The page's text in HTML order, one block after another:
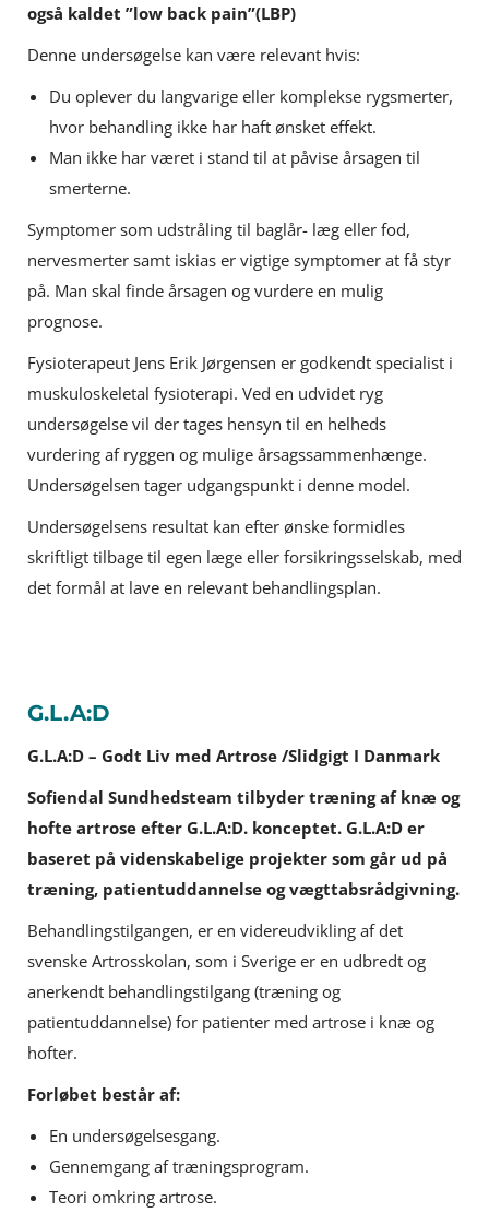
også kaldet ”low back pain”(LBP)
Denne undersøgelse kan være relevant hvis:
Du oplever du langvarige eller komplekse rygsmerter,
hvor behandling ikke har haft ønsket effekt.
Man ikke har været i stand til at påvise årsagen til
smerterne.
Symptomer som udstråling til baglår- læg eller fod,
nervesmerter samt iskias er vigtige symptomer at få styr
på. Man skal finde årsagen og vurdere en mulig
prognose.
Fysioterapeut Jens Erik Jørgensen er godkendt specialist i
muskuloskeletal fysioterapi. Ved en udvidet ryg
undersøgelse vil der tages hensyn til en helheds
vurdering af ryggen og mulige årsagssammenhænge.
Undersøgelsen tager udgangspunkt i denne model.
Undersøgelsens resultat kan efter ønske formidles
skriftligt tilbage til egen læge eller forsikringsselskab, med
det formål at lave en relevant behandlingsplan.
G.L.A:D
G.L.A:D – Godt Liv med Artrose /Slidgigt I Danmark
Sofiendal Sundhedsteam tilbyder træning af knæ og
hofte artrose efter G.L.A:D. konceptet. G.L.A:D er
baseret på videnskabelige projekter som går ud på
træning, patientuddannelse og vægttabsrådgivning.
Behandlingstilgangen, er en videreudvikling af det
svenske Artrosskolan, som i Sverige er en udbredt og
anerkendt behandlingstilgang (træning og
patientuddannelse) for patienter med artrose i knæ og
hofter.
Forløbet består af:
En undersøgelsesgang.
Gennemgang af træningsprogram.
Teori omkring artrose.